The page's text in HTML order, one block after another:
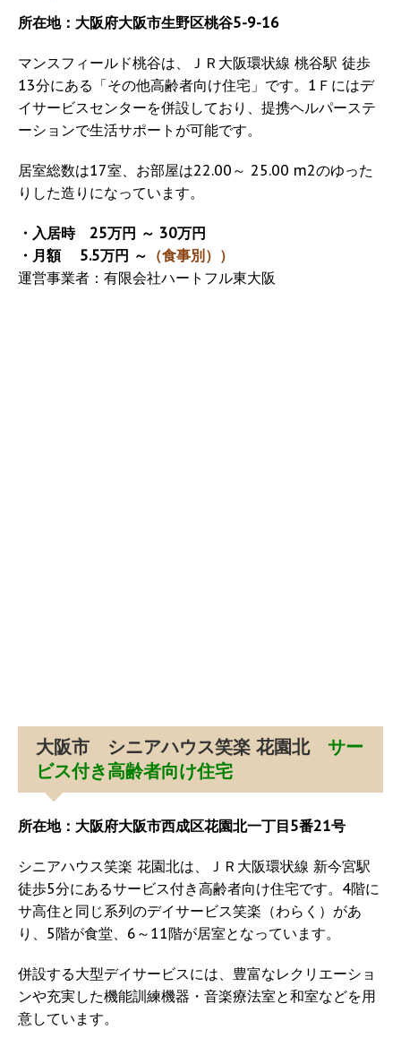
所在地：大阪府大阪市生野区桃谷5-9-16
マンスフィールド桃谷は、ＪＲ大阪環状線 桃谷駅 徒歩
13分にある「その他高齢者向け住宅」です。1Ｆにはデ
イサービスセンターを併設しており、提携ヘルパーステ
ーションで生活サポートが可能です。
居室総数は17室、お部屋は22.00～ 25.00 m2のゆった
りした造りになっています。
・入居時 25万円 ～ 30万円
・月額 5.5万円 ～ （食事別））
運営事業者：有限会社ハートフル東大阪
大阪市 シニアハウス笑楽 花園北 サー
ビス付き高齢者向け住宅
所在地：大阪府大阪市西成区花園北一丁目5番21号
シニアハウス笑楽 花園北は、ＪＲ大阪環状線 新今宮駅
徒歩5分にあるサービス付き高齢者向け住宅です。4階に
サ高住と同じ系列のデイサービス笑楽（わらく）があ
り、5階が食堂、6～11階が居室となっています。
併設する大型デイサービスには、豊富なレクリエーショ
ンや充実した機能訓練機器・音楽療法室と和室などを用
意しています。